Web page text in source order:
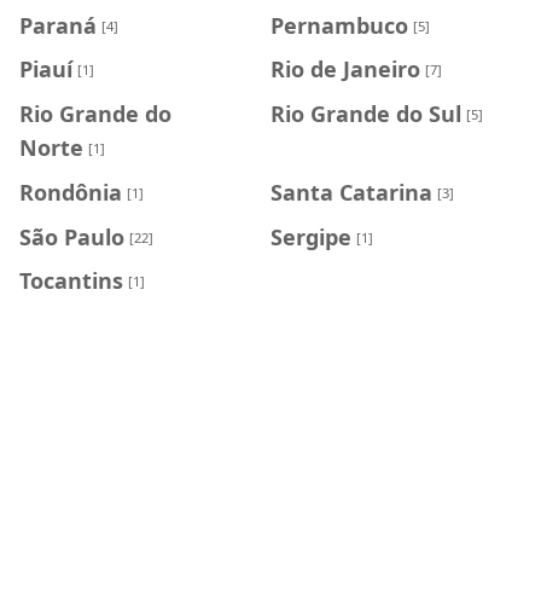
Paraná [4] Pernambuco [5]
Piauí [1] Rio de Janeiro [7]
Rio Grande do
Norte [1]
Rio Grande do Sul [5]
Rondônia [1] Santa Catarina [3]
São Paulo [22] Sergipe [1]
Tocantins [1]